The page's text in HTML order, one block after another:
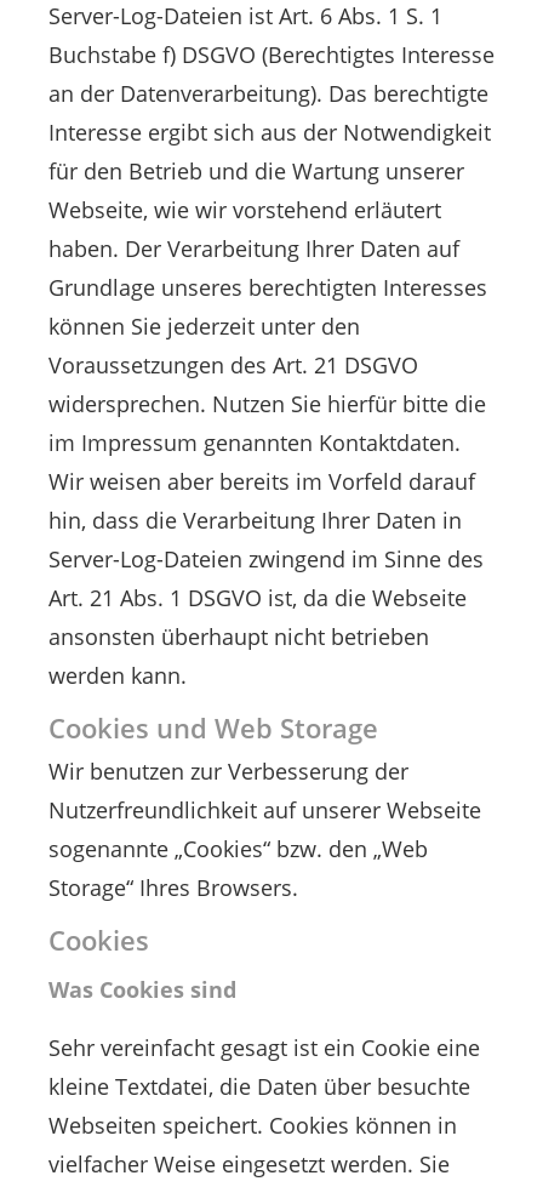
Server-Log-Dateien ist Art. 6 Abs. 1 S. 1
Buchstabe f) DSGVO (Berechtigtes Interesse
an der Datenverarbeitung). Das berechtigte
Interesse ergibt sich aus der Notwendigkeit
für den Betrieb und die Wartung unserer
Webseite, wie wir vorstehend erläutert
haben. Der Verarbeitung Ihrer Daten auf
Grundlage unseres berechtigten Interesses
können Sie jederzeit unter den
Voraussetzungen des Art. 21 DSGVO
widersprechen. Nutzen Sie hierfür bitte die
im Impressum genannten Kontaktdaten.
Wir weisen aber bereits im Vorfeld darauf
hin, dass die Verarbeitung Ihrer Daten in
Server-Log-Dateien zwingend im Sinne des
Art. 21 Abs. 1 DSGVO ist, da die Webseite
ansonsten überhaupt nicht betrieben
werden kann.
Cookies und Web Storage
Wir benutzen zur Verbesserung der
Nutzerfreundlichkeit auf unserer Webseite
sogenannte „Cookies“ bzw. den „Web
Storage“ Ihres Browsers.
Cookies
Was Cookies sind
Sehr vereinfacht gesagt ist ein Cookie eine
kleine Textdatei, die Daten über besuchte
Webseiten speichert. Cookies können in
vielfacher Weise eingesetzt werden. Sie